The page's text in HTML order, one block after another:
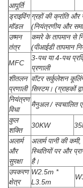
आपूर्ति
ड्राइविंग
मॉडल
ग्रहों की क्रांति और
(नियंत्रणीय और
उष्मन
तंत्र
कमरे के तापमान से
(पीआईडी ​​तापमान
MFC
3-पथ या 4-पथ
प्रणाली
शीतलन
प्रणाली
वॉटर सर्कुलेशन
सिस्टम। (ग्राहकों
नियंत्रण
विधा
मैनुअल / स्वचालित
कुल
शक्ति
30KW
अलार्म
और
सुरक्षा
अलार्म पानी की
स्थितियों पर और
है।
उपकरण
क्षेत्र
W2.5m *
L3.5m